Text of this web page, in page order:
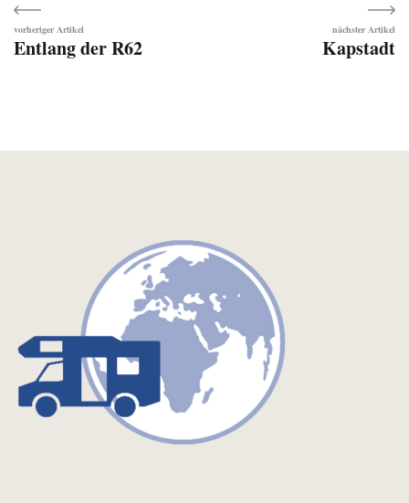
Beitragsnavigation
Entlang der R62 Kapstadt